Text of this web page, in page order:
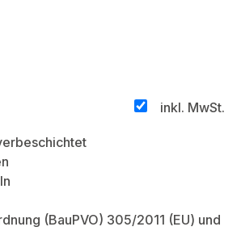
inkl. MwSt.
(BauPVO) 305/2011 (EU) und